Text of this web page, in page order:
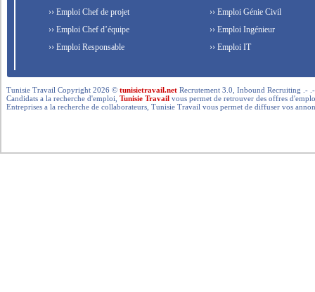
›› Emploi Chef de projet
›› Emploi Chef d’équipe
›› Emploi Responsable
›› Emploi Génie Civil
›› Emploi Ingénieur
›› Emploi IT
Tunisie Travail Copyright 2026 ©tunisietravail.net Recrutement 3.0, Inbound Recruiting .-
Candidats a la recherche d'emploi,Tunisie Travail vous permet de retrouver des offres
Entreprises a la recherche de collaborateurs, Tunisie Travail vous permet de diffuser vos